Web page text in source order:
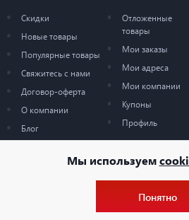
Мы используем
Понятно
Скидки
Новые товары
Популярные товары
Свяжитесь с нами
Договор-оферта
О компании
Блог
Отложенные
товары
Мои заказы
Мои адреса
Мои компании
Купоны
Профиль